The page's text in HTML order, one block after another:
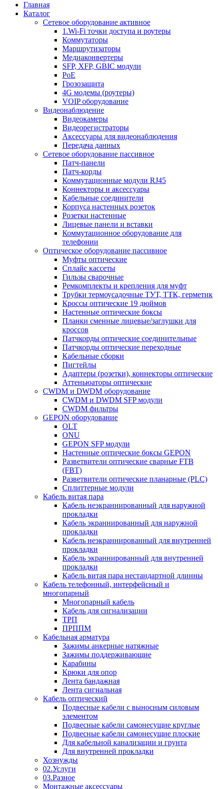
Главная
Каталог
Сетевое оборудование активное
1.Wi-Fi точки доступа и роутеры
Коммутаторы
Маршрутизаторы
Медиаконвертеры
SFP, XFP, GBIC модули
PoE
Грозозащита
4G модемы (роутеры)
VOIP оборудование
Видеонаблюдение
Видеокамеры
Видеорегистраторы
Аксессуары для видеонаблюдения
Передача данных
Сетевое оборудование пассивное
Патч-панели
Патч-корды
Коммутационные модули RJ45
Коннекторы и аксессуары
Кабельные соединители
Корпуса настенных розеток
Розетки настенные
Лицевые панели и вставки
Коммутационное оборудование для
телефонии
Оптическое оборудование пассивное
Муфты оптические
Сплайс кассеты
Гильзы сварочные
Ремкомплекты и крепления для муфт
Трубки термоусадочные ТУТ, ТТК, герметик
Кроссы оптические 19 дюймов
Настенные оптические боксы
Планки сменные лицевые/заглушки для
кроссов
Патчкорды оптические соединительные
Патчкорды оптические переходные
Кабельные сборки
Пигтейлы
Адаптеры (розетки), коннекторы оптические
Аттеньюаторы оптические
CWDM и DWDM оборудование
CWDM и DWDM SFP модули
CWDM фильтры
GEPON оборудование
OLT
ONU
GEPON SFP модули
Настенные оптические боксы GEPON
Разветвители оптические сварные FTB
(FBT)
Разветвители оптические планарные (PLC)
Сплиттерные модули
Кабель витая пара
Кабель неэкраннированный для наружной
прокладки
Кабель экраннированный для наружной
прокладки
Кабель неэкраннированный для внутренней
прокладки
Кабель экраннированный для внутренней
прокладки
Кабель витая пара нестандартной длинны
Кабель телефонный, интерфейсный и
многопарный
Многопарный кабель
Кабель для сигнализации
ТРП
ПРППМ
Кабельная арматура
Зажимы анкерные натяжные
Зажимы поддерживающие
Карабины
Крюки для опор
Лента бандажная
Лента сигнальная
Кабель оптический
Подвесные кабели с выносным силовым
элементом
Подвесные кабели самонесущие круглые
Подвесные кабели самонесущие плоские
Для кабельной канализации и грунта
Для внутренней прокладки
Хознужды
02.Услуги
03.Разное
Монтажные аксессуары